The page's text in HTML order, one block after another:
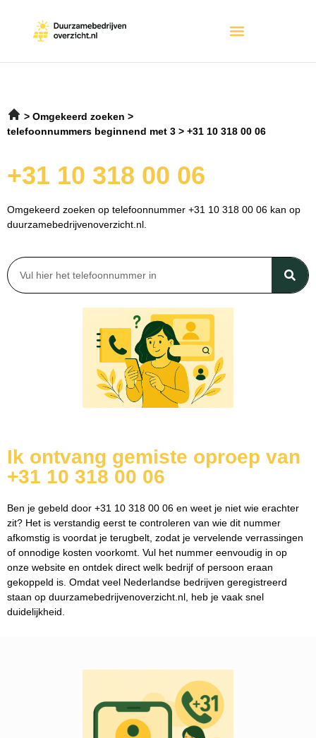
Omgekeerd zoeken
telefoonnummers beginnend met 3
+31 10 318 00 06
+31 10 318 00 06
Omgekeerd zoeken op telefoonnummer +31 10 318 00 06 kan op
duurzamebedrijvenoverzicht.nl.
Ik ontvang gemiste oproep van
+31 10 318 00 06
Ben je gebeld door +31 10 318 00 06 en weet je niet wie erachter
zit? Het is verstandig eerst te controleren van wie dit nummer
afkomstig is voordat je terugbelt, zodat je vervelende verrassingen
of onnodige kosten voorkomt. Vul het nummer eenvoudig in op
onze website en ontdek direct welk bedrijf of persoon eraan
gekoppeld is. Omdat veel Nederlandse bedrijven geregistreerd
staan op duurzamebedrijvenoverzicht.nl, heb je vaak snel
duidelijkheid.